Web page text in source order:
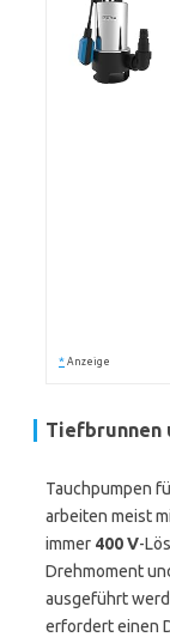
* Anzeige
Tiefbrunnen
Tauchpumpen
arbeiten meist
immer 400 V-
Drehmoment
ausgeführt
erfordert einen